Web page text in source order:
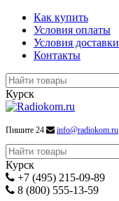
Как купить
Условия оплаты
Условия доставки
Контакты
Курск
Пишите 24 info@radiokom.ru
Курск
+7 (495) 215-09-89
8 (800) 555-13-59